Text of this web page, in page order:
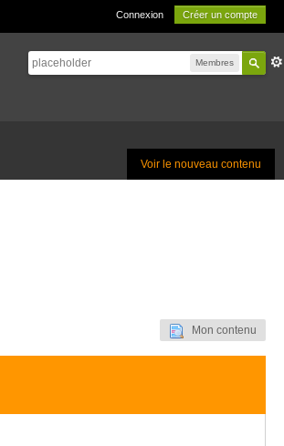
Connexion Créer un compte
Membres
Voir le nouveau contenu
Mon contenu